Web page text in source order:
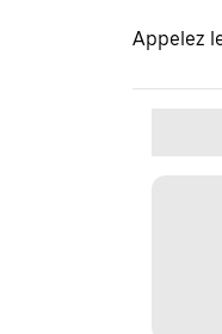
Appelez